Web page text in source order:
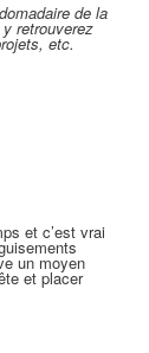
de la
retrouverez
etc.
et c’est vrai
un moyen
et placer